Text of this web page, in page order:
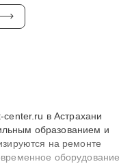
в Астрахани
образованием и
на ремонте
оборудование